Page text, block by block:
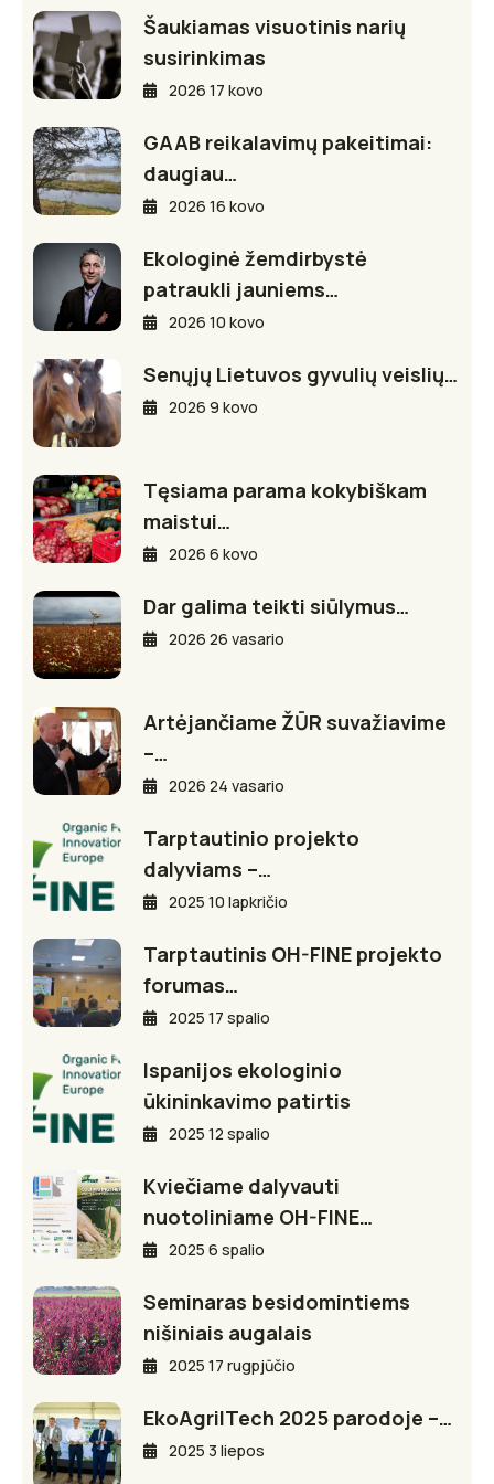
Šaukiamas visuotinis narių
susirinkimas
2026 17 kovo
GAAB reikalavimų pakeitimai:
daugiau…
2026 16 kovo
Ekologinė žemdirbystė
patraukli jauniems…
2026 10 kovo
Senųjų Lietuvos gyvulių veislių…
2026 9 kovo
Tęsiama parama kokybiškam
maistui…
2026 6 kovo
Dar galima teikti siūlymus…
2026 26 vasario
Artėjančiame ŽŪR suvažiavime
–…
2026 24 vasario
Tarptautinio projekto
dalyviams –…
2025 10 lapkričio
Tarptautinis OH-FINE projekto
forumas…
2025 17 spalio
Ispanijos ekologinio
ūkininkavimo patirtis
2025 12 spalio
Kviečiame dalyvauti
nuotoliniame OH-FINE…
2025 6 spalio
Seminaras besidomintiems
nišiniais augalais
2025 17 rugpjūčio
EkoAgriITech 2025 parodoje –…
2025 3 liepos